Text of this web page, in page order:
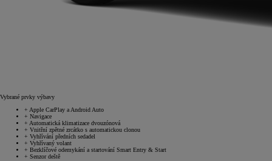
Vybrané prvky výbavy
+ Apple CarPlay a Android Auto
+ Navigace
+ Automatická klimatizace dvouzónová
+ Vnitřní zpětné zrcátko s automatickou clonou
+ Vyhřívání předních sedadel
+ Vyhřívaný volant
+ Bezklíčové odemykání a startování Smart Entry & Start
+ Senzor deště